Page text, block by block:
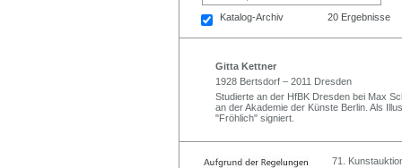
Katalog-Archiv 20 Ergebnisse
Gitta Kettner
1928 Bertsdorf – 2011 Dresden
Studierte an der HfBK Dresden bei Max
an der Akademie der Künste Berlin. Als
"Fröhlich" signiert.
71.